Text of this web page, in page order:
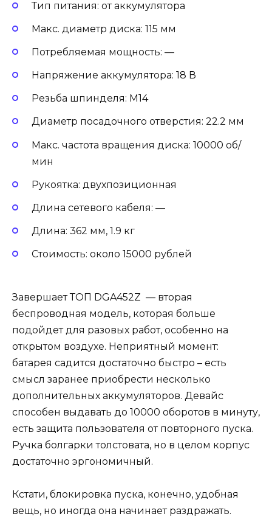
Тип питания: от аккумулятора
Макс. диаметр диска: 115 мм
Потребляемая мощность: —
Напряжение аккумулятора: 18 В
Резьба шпинделя: M14
Диаметр посадочного отверстия: 22.2 мм
Макс. частота вращения диска: 10000 об/
мин
Рукоятка: двухпозиционная
Длина сетевого кабеля: —
Длина: 362 мм, 1.9 кг
Стоимость: около 15000 рублей
Завершает ТОП DGA452Z — вторая
беспроводная модель, которая больше
подойдет для разовых работ, особенно на
открытом воздухе. Неприятный момент:
батарея садится достаточно быстро – есть
смысл заранее приобрести несколько
дополнительных аккумуляторов. Девайс
способен выдавать до 10000 оборотов в минуту,
есть защита пользователя от повторного пуска.
Ручка болгарки толстовата, но в целом корпус
достаточно эргономичный.
Кстати, блокировка пуска, конечно, удобная
вещь, но иногда она начинает раздражать.